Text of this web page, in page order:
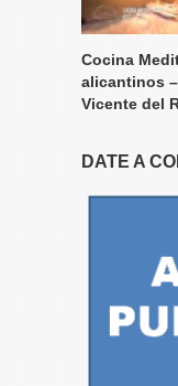
Cocina
alicantinos
Vicente del
DATE A